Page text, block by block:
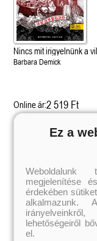
Nincs mit irigyelnünk a
Barbara Demick
Online ár:2 519 Ft
Külföldiek
Brigid Kemmerer
Cassandra Clare
Colleen Hoover
Elle Kennedy
Erin Watt
Holly Webb
Jeff Kinney
Ez a
Weboldalunk
megjelenítése
érdekében
alkalmazunk.
lehetőségeiről
el.